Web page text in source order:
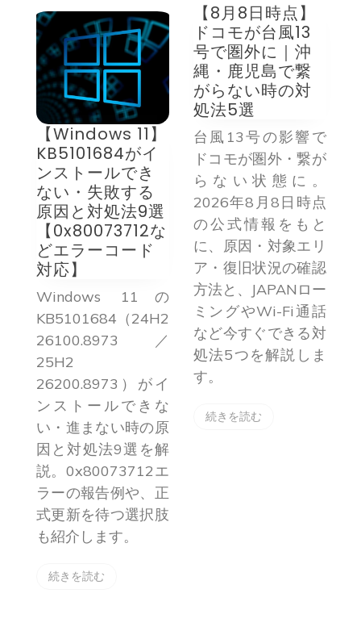
【Windows 11】
KB5101684がイ
ンストールでき
ない・失敗する
原因と対処法9選
【0x80073712な
どエラーコード
対応】
Windows 11の
KB5101684（24H2
26100.8973／
25H2
26200.8973）がイ
ンストールできな
い・進まない時の原
因と対処法9選を解
説。0x80073712エ
ラーの報告例や、正
式更新を待つ選択肢
も紹介します。
続きを読む
【8月8日時点】
ドコモが台風13
号で圏外に｜沖
縄・鹿児島で繋
がらない時の対
処法5選
台風13号の影響で
ドコモが圏外・繋が
らない状態に。
2026年8月8日時点
の公式情報をもと
に、原因・対象エリ
ア・復旧状況の確認
方法と、JAPANロー
ミングやWi-Fi通話
など今すぐできる対
処法5つを解説しま
す。
続きを読む